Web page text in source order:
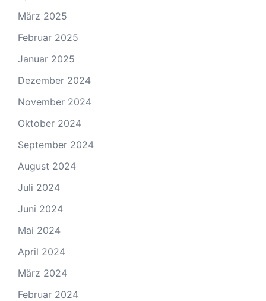
März 2025
Februar 2025
Januar 2025
Dezember 2024
November 2024
Oktober 2024
September 2024
August 2024
Juli 2024
Juni 2024
Mai 2024
April 2024
März 2024
Februar 2024